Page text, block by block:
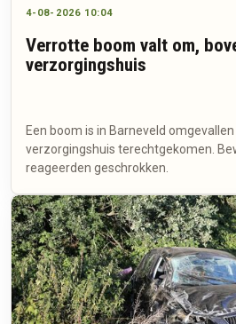
4-08-2026 10:04
Verrotte boom valt om,
verzorgingshuis
Een boom is in Barneveld
verzorgingshuis terechtgekomen.
reageerden geschrokken.